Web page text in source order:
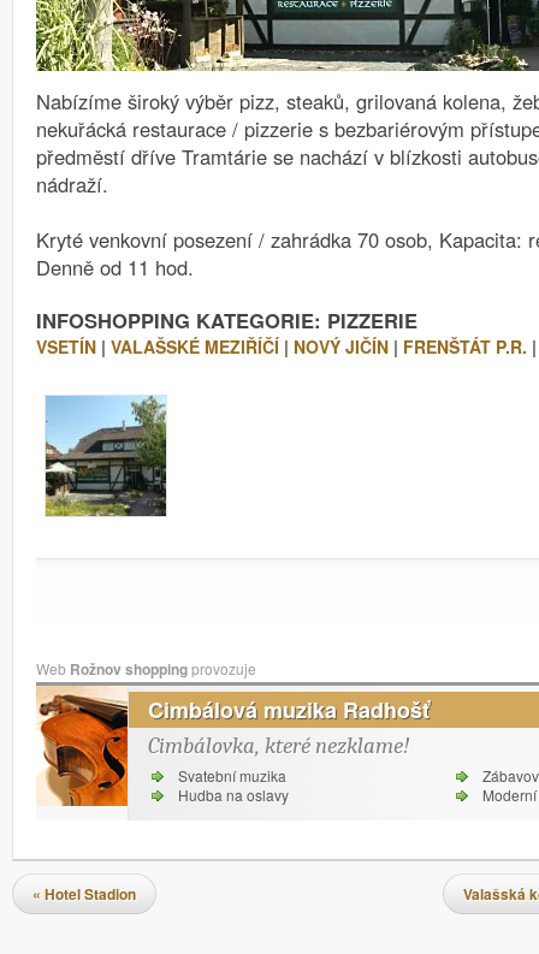
Nabízíme široký výběr pizz, steaků, grilovaná kolena,
nekuřácká restaurace / pizzerie s bezbariérovým
předměstí dříve Tramtárie se nachází v blízkosti
nádraží.
Kryté venkovní posezení / zahrádka 70 osob, Kapacita:
Denně od 11 hod.
INFOSHOPPING KATEGORIE: PIZZERIE
VSETÍN | VALAŠSKÉ MEZIŘÍČÍ | NOVÝ JIČÍN | FRENŠTÁT P.R.
Web Rožnov shoppingprovozuje
Cimbálová muzika Radhošť
Cimbálovka, které nezklame!
Svatební muzika
Hudba na oslavy
Navigace pro příspěvky
« Hotel Stadion Valašská